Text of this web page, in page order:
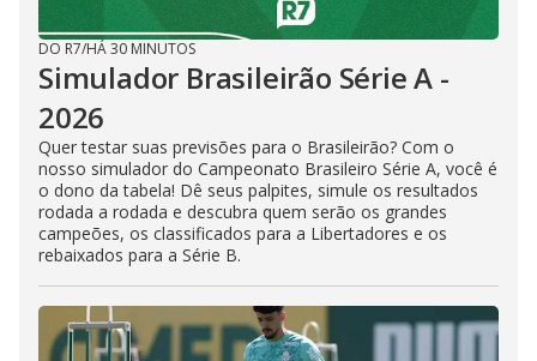
DO R7/HÁ 30 MINUTOS
Simulador Brasileirão Série A -
2026
Quer testar suas previsões para o Brasileirão? Com o
nosso simulador do Campeonato Brasileiro Série A, você é
o dono da tabela! Dê seus palpites, simule os resultados
rodada a rodada e descubra quem serão os grandes
campeões, os classificados para a Libertadores e os
rebaixados para a Série B.